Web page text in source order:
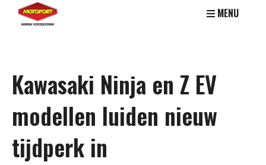
MENU
Kawasaki Ninja en Z EV
modellen luiden nieuw
tijdperk in